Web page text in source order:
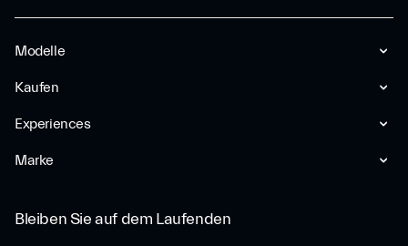
Modelle
Kaufen
Experiences
Marke
Bleiben Sie auf dem Laufenden